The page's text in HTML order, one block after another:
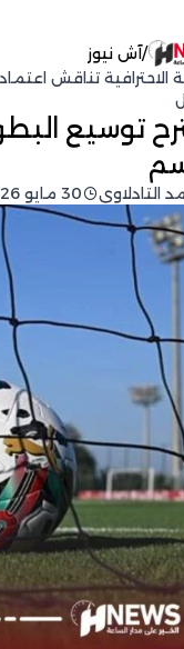
/آش نيوز
الاحترافية تناقش
التادلاوي 30 مايو 2026 - 17:00